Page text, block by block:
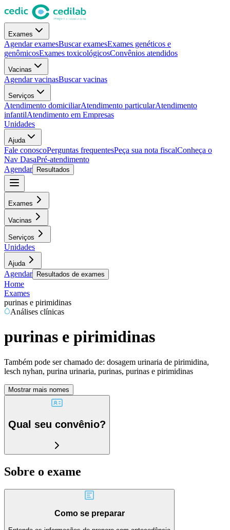
Exames
Agendar examesBuscar examesExames genéticos e
genômicosExames toxicológicosConvênios atendidos
Vacinas
Agendar vacinasBuscar vacinas
Serviços
Atendimento domiciliarAtendimento particularAtendimento
infantilAtendimento em Empresas
Unidades
Ajuda
Fale conoscoPerguntas frequentesPeça sua nota fiscalConheça o
Nav DasaPré-atendimento
Agendar
Resultados
Exames
Vacinas
Serviços
Unidades
Ajuda
Agendar Resultados de exames
Home
Exames
purinas e pirimidinas
Análises clínicas
purinas e pirimidinas
Também pode ser chamado de: dosagem urinaria de pirimidina,
lesch nyhan, purina urinaria, purinas, purinas e pirimidinas
Mostrar mais nomes
Qual seu convênio?
Sobre o exame
Como se preparar